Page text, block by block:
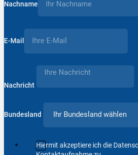
Nachname
E-Mail
Nachricht
Bundesland
Hiermit akzeptiere ich die